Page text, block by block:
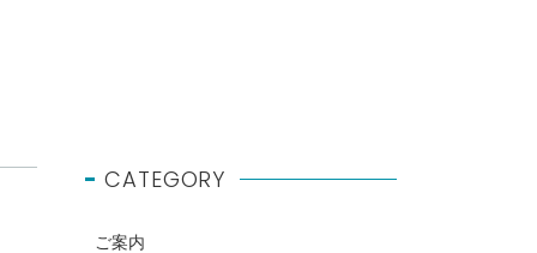
CATEGORY
ご案内